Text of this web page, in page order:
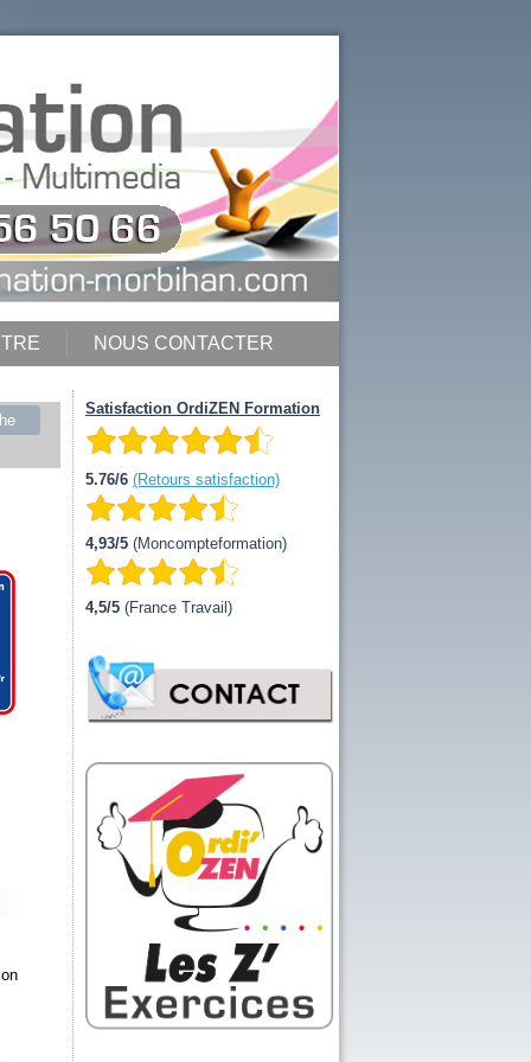
NOUS CONTACTER
Satisfaction OrdiZEN Formation
5.76/6 (Retours satisfaction)
4,93/5 (Moncompteformation)
4,5/5 (France Travail)